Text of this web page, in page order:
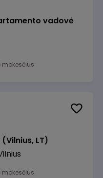
vadovė
mokesčius
LT)
mokesčius